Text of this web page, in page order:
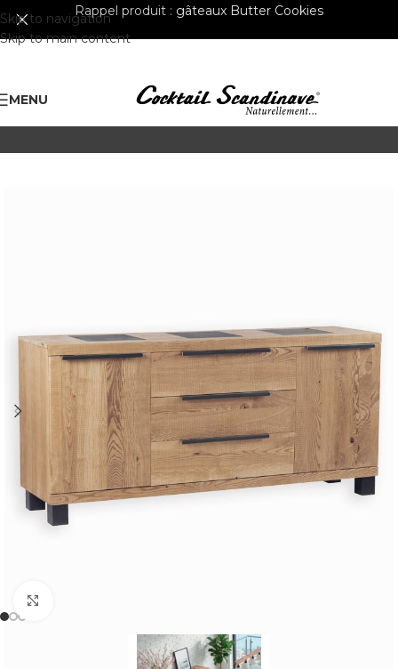
Skip to navigation
Skip to main content
Rappel produit : gâteaux Butter Cookies
MENU